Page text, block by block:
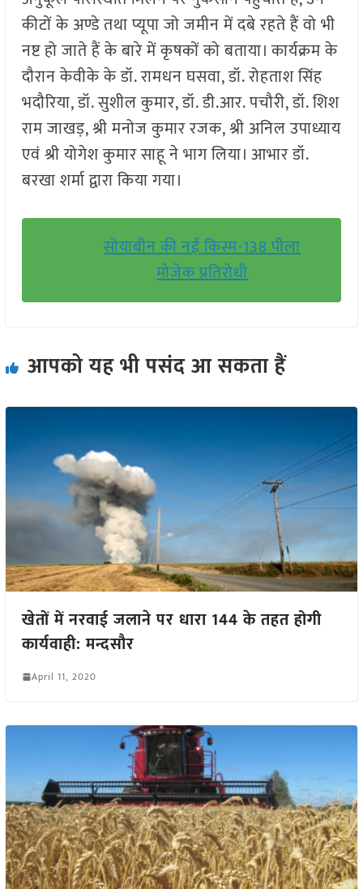
कीटों के अण्डे तथा प्यूपा जो जमीन में दबे रहते हैं वो भी
नष्ट हो जाते हैं के बारे में कृषकों को बताया। कार्यक्रम के
दौरान केवीके के डॉ. रामधन घसवा, डॉ. रोहताश सिंह
भदौरिया, डॉ. सुशील कुमार, डॉ. डी.आर. पचौरी, डॉ. शिश
राम जाखड़, श्री मनोज कुमार रजक, श्री अनिल उपाध्याय
एवं श्री योगेश कुमार साहू ने भाग लिया। आभार डॉ.
बरखा शर्मा द्वारा किया गया।
सोयाबीन की नई किस्म-138 पीला
मोजेक प्रतिरोधी
आपको यह भी पसंद आ सकता हैं
खेतों में नरवाई जलाने पर धारा 144 के तहत होगी
कार्यवाही: मन्दसौर
April 11, 2020